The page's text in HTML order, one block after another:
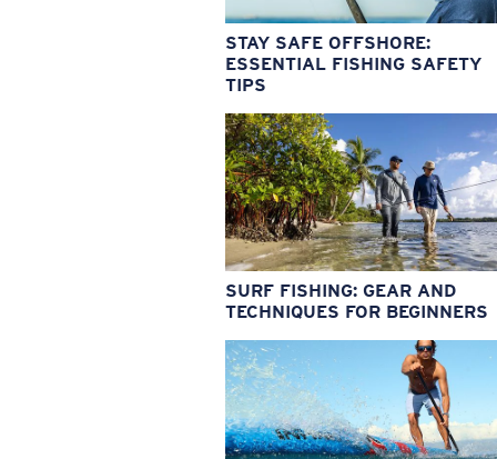
STAY SAFE OFFSHORE:
ESSENTIAL FISHING SAFETY
TIPS
SURF FISHING: GEAR AND
TECHNIQUES FOR BEGINNERS